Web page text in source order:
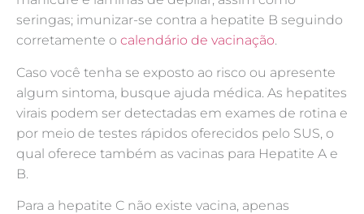
seringas; imunizar-se contra a hepatite B seguindo
corretamente o calendário de vacinação.
Caso você tenha se exposto ao risco ou apresente
algum sintoma, busque ajuda médica. As hepatites
virais podem ser detectadas em exames de rotina e
por meio de testes rápidos oferecidos pelo SUS, o
qual oferece também as vacinas para Hepatite A e
B.
Para a hepatite C não existe vacina, apenas